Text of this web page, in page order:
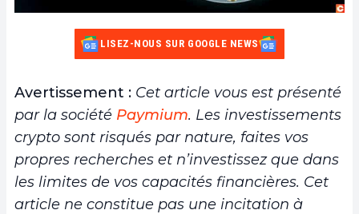
LISEZ-NOUS SUR GOOGLE NEWS
Avertissement : Cet article vous est présenté
par la société Paymium. Les investissements
crypto sont risqués par nature, faites vos
propres recherches et n’investissez que dans
les limites de vos capacités financières. Cet
article ne constitue pas une incitation à